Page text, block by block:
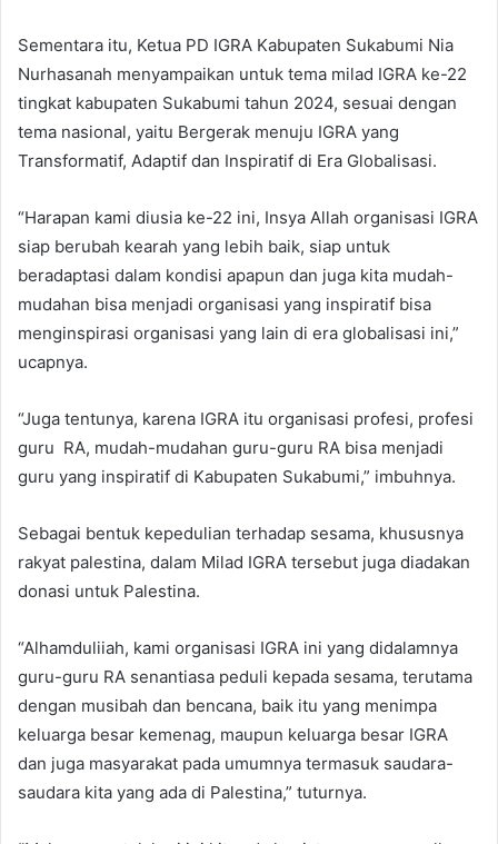
Sementara itu, Ketua PD IGRA Kabupaten Sukabumi Nia
Nurhasanah menyampaikan untuk tema milad IGRA ke-22
tingkat kabupaten Sukabumi tahun 2024, sesuai dengan
tema nasional, yaitu Bergerak menuju IGRA yang
Transformatif, Adaptif dan Inspiratif di Era Globalisasi.
“Harapan kami diusia ke-22 ini, Insya Allah organisasi IGRA
siap berubah kearah yang lebih baik, siap untuk
beradaptasi dalam kondisi apapun dan juga kita mudah-
mudahan bisa menjadi organisasi yang inspiratif bisa
menginspirasi organisasi yang lain di era globalisasi ini,”
ucapnya.
“Juga tentunya, karena IGRA itu organisasi profesi, profesi
guru RA, mudah-mudahan guru-guru RA bisa menjadi
guru yang inspiratif di Kabupaten Sukabumi,” imbuhnya.
Sebagai bentuk kepedulian terhadap sesama, khususnya
rakyat palestina, dalam Milad IGRA tersebut juga diadakan
donasi untuk Palestina.
“Alhamduliiah, kami organisasi IGRA ini yang didalamnya
guru-guru RA senantiasa peduli kepada sesama, terutama
dengan musibah dan bencana, baik itu yang menimpa
keluarga besar kemenag, maupun keluarga besar IGRA
dan juga masyarakat pada umumnya termasuk saudara-
saudara kita yang ada di Palestina,” tuturnya.